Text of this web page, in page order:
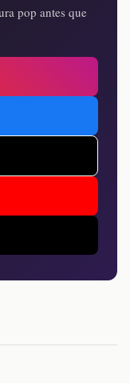
pop antes que